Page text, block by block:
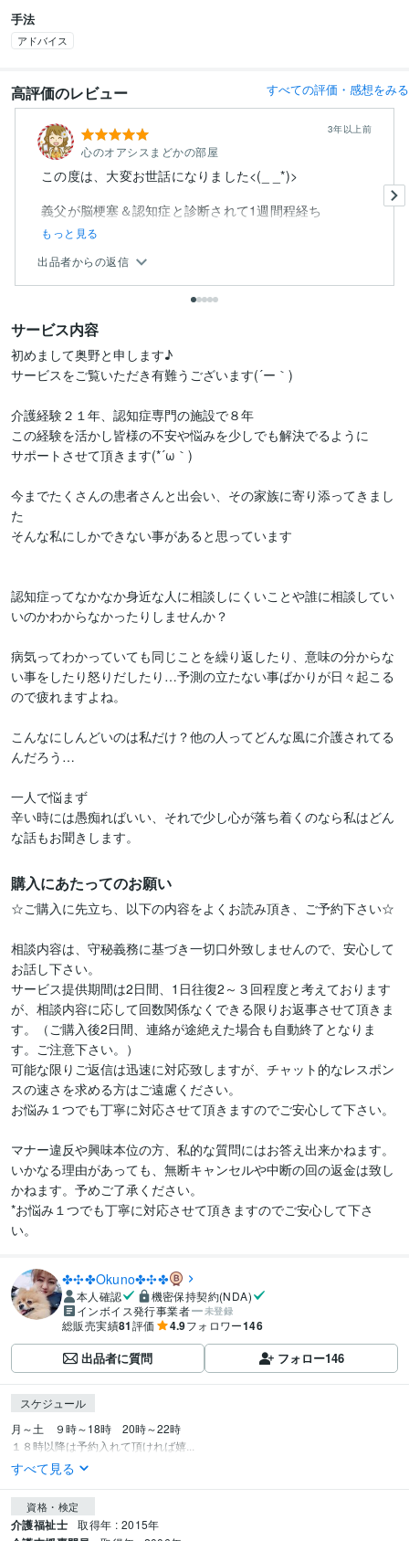
手法
アドバイス
高評価のレビュー すべての評価・感想をみる
心のオアシスまどかの部屋
3年以上前
この度は、大変お世話になりました<(_ _*)>
義父が脳梗塞＆認知症と診断されて1週間程経ち
もっと見る
出品者からの返信
サービス内容
初めまして奥野と申します♪
サービスをご覧いただき有難うございます(´ー｀)
介護経験２１年、認知症専門の施設で８年
この経験を活かし皆様の不安や悩みを少しでも解決でるように
サポートさせて頂きます(*´ω｀)
今までたくさんの患者さんと出会い、その家族に寄り添ってきまし
た
そんな私にしかできない事があると思っています
認知症ってなかなか身近な人に相談しにくいことや誰に相談してい
いのかわからなかったりしませんか？
病気ってわかっていても同じことを繰り返したり、意味の分からな
い事をしたり怒りだしたり…予測の立たない事ばかりが日々起こる
ので疲れますよね。
こんなにしんどいのは私だけ？他の人ってどんな風に介護されてる
んだろう…
一人で悩まず
辛い時には愚痴ればいい、それで少し心が落ち着くのなら私はどん
購入にあたってのお願い
☆ご購入に先立ち、以下の内容をよくお読み頂き、ご予約下さい☆
相談内容は、守秘義務に基づき一切口外致しませんので、安心して
お話し下さい。
サービス提供期間は2日間、1日往復2～３回程度と考えております
が、相談内容に応して回数関係なくできる限りお返事させて頂きま
す。（ご購入後2日間、連絡が途絶えた場合も自動終了となりま
す。ご注意下さい。）
可能な限りご返信は迅速に対応致しますが、チャット的なレスポン
スの速さを求める方はご遠慮ください。
お悩み１つでも丁寧に対応させて頂きますのでご安心して下さい。
マナー違反や興味本位の方、私的な質問にはお答え出来かねます。
いかなる理由があっても、無断キャンセルや中断の回の返金は致し
かねます。予めご了承ください。
*お悩み１つでも丁寧に対応させて頂きますのでご安心して下さ
い。
✤✣✤Okuno✤✣✤
本人確認
機密保持契約(NDA)
インボイス発行事業者
未登録
総販売実績81評価 4.9フォロワー146
出品者に質問 フォロー146
スケジュール
月～土　９時～18時　20時～22時
１８時以降は予約入れて頂ければ嬉...
すべて見る
資格・検定
介護福祉士 取得年 : 2015年